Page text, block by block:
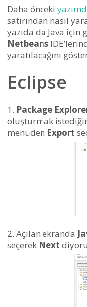
Daha önceki
satırından nasıl
yazıda da Java için
Netbeans
yaratılacağını
Eclipse
Package
oluşturmak
menüden Export
Açılan ekranda
seçerek Next